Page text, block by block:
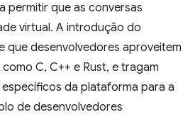
permitir que as conversas
virtual. A introdução do
que desenvolvedores aproveitem
C, C++ e Rust, e tragam
da plataforma para a
de desenvolvedores